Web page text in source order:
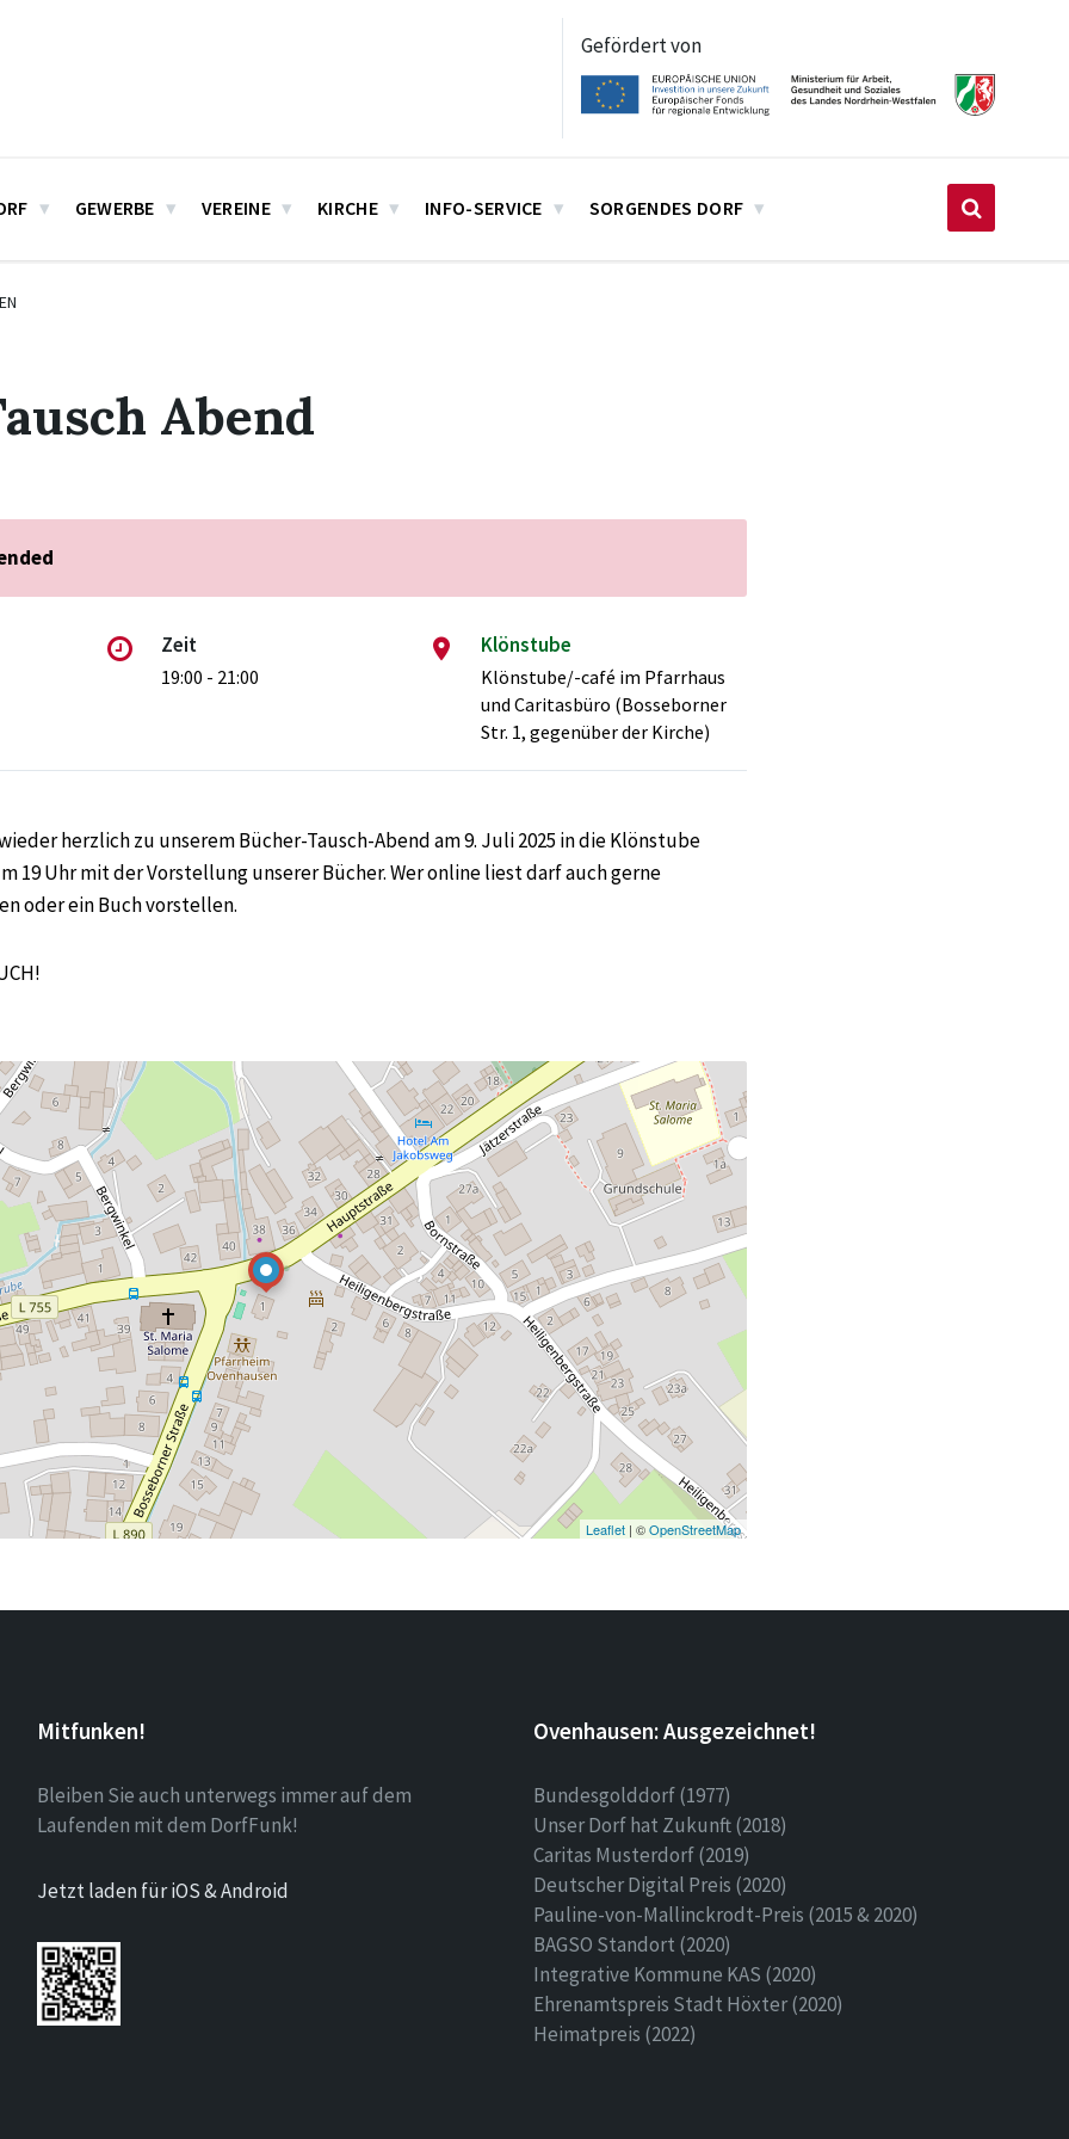
Gefördert von
GEWERBE VEREINE KIRCHE INFO-SERVICE SORGENDES DORF
Abend
Zeit
19:00 - 21:00
Klönstube
Klönstube/-café im Pfarrhaus
und Caritasbüro (Bosseborner
Str. 1, gegenüber der Kirche)
herzlich zu unserem Bücher-Tausch-Abend am 9. Juli 2025 in die Klönstube
19 Uhr mit der Vorstellung unserer Bücher. Wer online liest darf auch gerne
oder ein Buch vorstellen.
Leaflet| ©OpenStreetMap
Mitfunken!
Bleiben Sie auch unterwegs immer auf dem
Laufenden mit dem DorfFunk!
Jetzt laden für iOS & Android
Ovenhausen: Ausgezeichnet!
Bundesgolddorf (1977)
Unser Dorf hat Zukunft (2018)
Caritas Musterdorf (2019)
Deutscher Digital Preis (2020)
Pauline-von-Mallinckrodt-Preis (2015 & 2020)
BAGSO Standort (2020)
Integrative Kommune KAS (2020)
Ehrenamtspreis Stadt Höxter (2020)
Heimatpreis (2022)